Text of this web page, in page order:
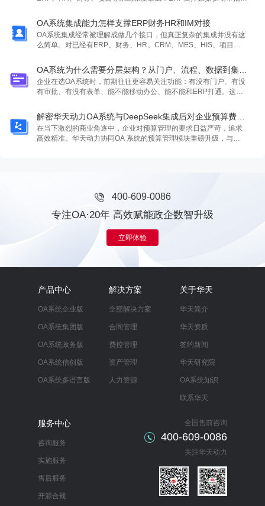
命周期管理。强调集成重在业务数据流转而非仅统一登录。
OA系统集成能力怎样支撑ERP财务HR和IM对接
OA系统集成经常被理解成做几个接口，但真正复杂的集成并没有这
么简单。对已经有ERP、财务、HR、CRM、MES、HIS、项目管
企业在选OA系统时，前期往往更容易关注功能：有没有门户、有没
有审批、有没有表单、能不能移动办公、能不能和ERP打通。这些
在当下激烈的商业角逐中，企业对预算管理的要求日益严苛，追求
高效精准。华天动力协同OA 系统的预算管理模块重磅升级，与
400-609-0086
专注OA·20年 高效赋能政企数智升级
立即体验
产品中心
OA系统企业版
OA系统集团版
OA系统政务版
OA系统信创版
OA系统多语言版
解决方案
全部解决方案
合同管理
费控管理
资产管理
人力资源
关于华天
华天简介
华天资质
签约新闻
华天研究院
OA系统知识
联系华天
服务中心
咨询服务
实施服务
售后服务
开源合规
全国售前咨询
400-609-0086
关注华天动力